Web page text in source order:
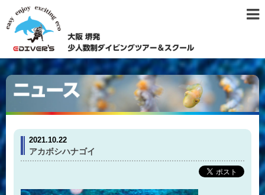
2021.10.22
アカボシハナゴイ